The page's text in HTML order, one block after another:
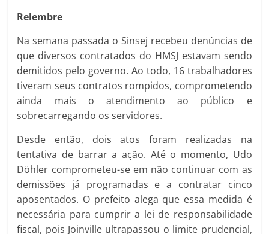
Relembre
Na semana passada o Sinsej recebeu denúncias de
que diversos contratados do HMSJ estavam sendo
demitidos pelo governo. Ao todo, 16 trabalhadores
tiveram seus contratos rompidos, comprometendo
ainda mais o atendimento ao público e
sobrecarregando os servidores.
Desde então, dois atos foram realizadas na
tentativa de barrar a ação. Até o momento, Udo
Döhler comprometeu-se em não continuar com as
demissões já programadas e a contratar cinco
aposentados. O prefeito alega que essa medida é
necessária para cumprir a lei de responsabilidade
fiscal, pois Joinville ultrapassou o limite prudencial,